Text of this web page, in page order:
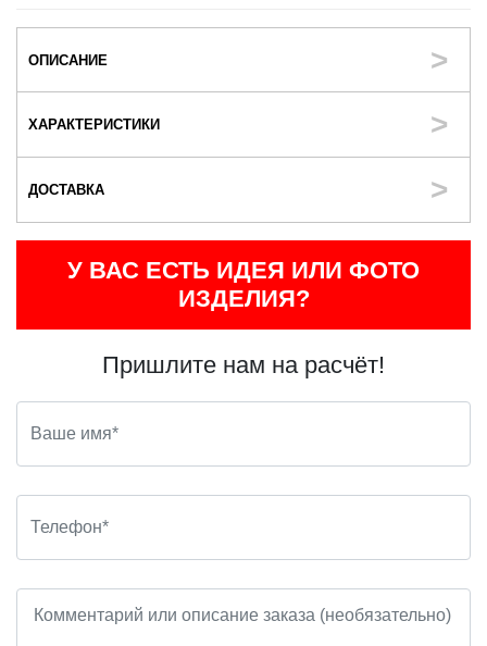
ОПИСАНИЕ
ХАРАКТЕРИСТИКИ
ДОСТАВКА
У ВАС ЕСТЬ ИДЕЯ ИЛИ ФОТО
ИЗДЕЛИЯ?
Пришлите нам на расчёт!